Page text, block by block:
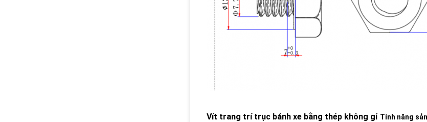
Vít trang trí trục bánh xe bằng thép không gỉ Tính năng